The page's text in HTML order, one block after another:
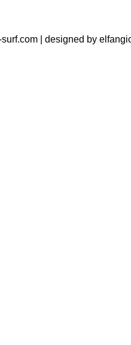
| designed by